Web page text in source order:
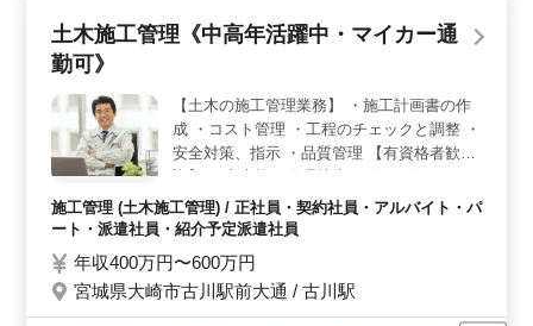
ただけます。 ＜多彩な雇用形態＞ 正社員、契約社
員、アルバイト・パート、派遣社員、紹介予定派遣社員
件により、ライフスタイルに合わせて働くことが可能
で、在宅勤務もOKです。 ＜安心の寮完備＞ 宮城県
石巻市南中里にある当社は、「安全性と革新性の共存」
をモットーに掲げ、社員一丸となって事業を進めている
建築会社です。寮・社宅が完備されており、遠方からの
応募者も安心して働くことができます。車通勤も可能
で、ご自身の車の手配もございます。
土木施工管理《中高年活躍中・マイカー通
勤可》
【土木の施工管理業務】 ・施工計画書の作
成 ・コスト管理 ・工程のチェックと調整 ・
安全対策、指示 ・品質管理 【有資格者歓
50代、60代の経験者歓迎です。
施工管理 (土木施工管理) / 正社員・契約社員・アルバイト・パ
ート・派遣社員・紹介予定派遣社員
年収400万円〜600万円
宮城県大崎市古川駅前大通 / 古川駅